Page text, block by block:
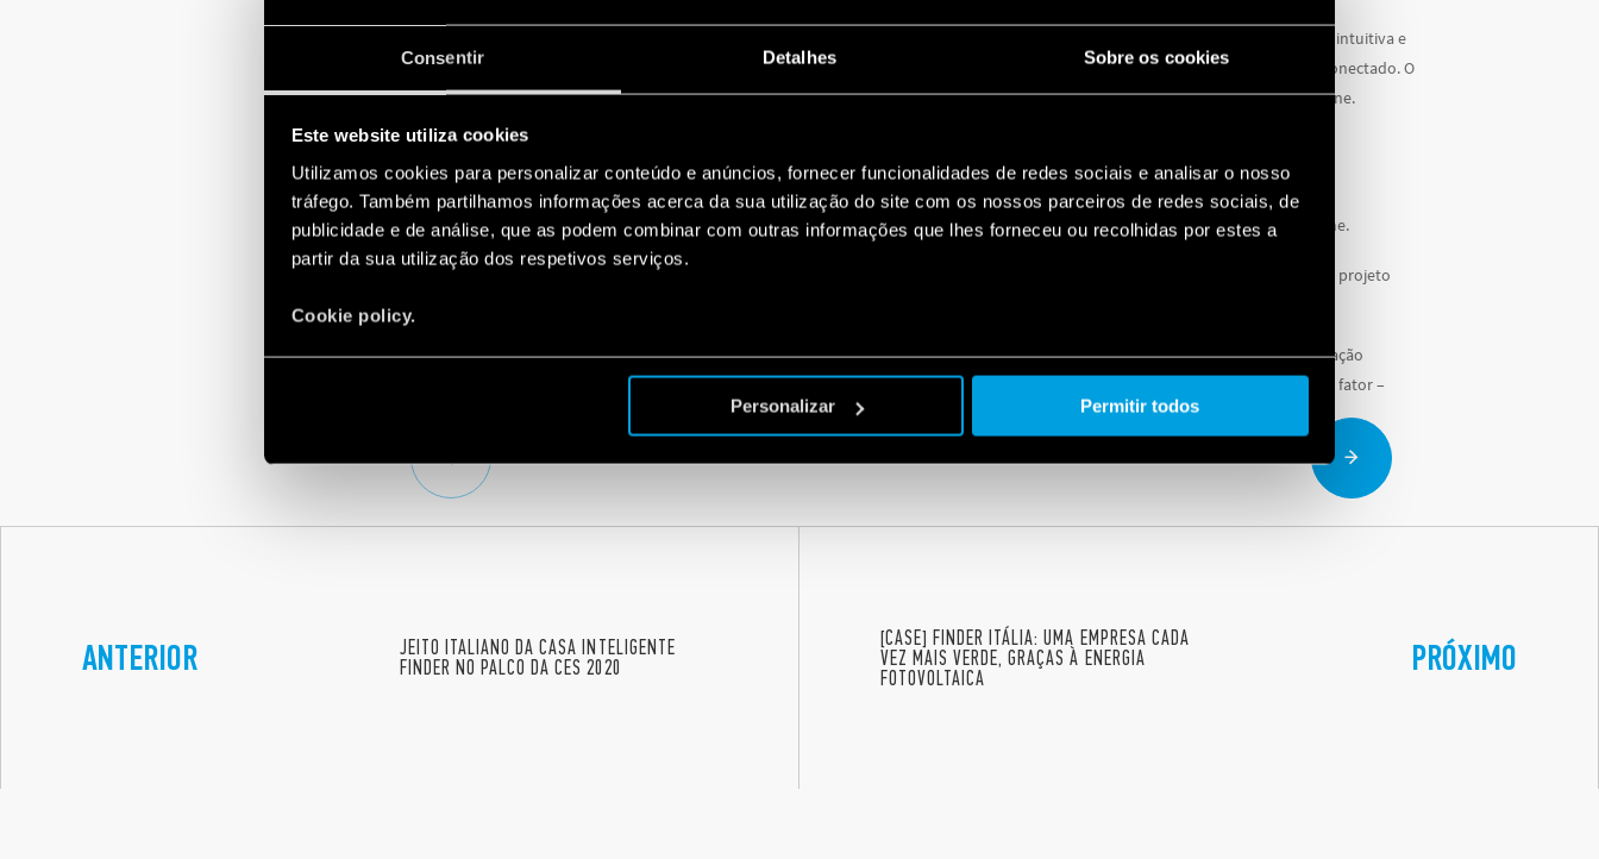
Consentir Detalhes Sobre os cookies
Este website utiliza cookies
Utilizamos cookies para personalizar conteúdo e anúncios, fornecer funcionalidades de redes sociais e analisar o nosso
tráfego. Também partilhamos informações acerca da sua utilização do site com os nossos parceiros de redes sociais, de
publicidade e de análise, que as podem combinar com outras informações que lhes forneceu ou recolhidas por estes a
partir da sua utilização dos respetivos serviços.
Cookie policy.
Personalizar Permitir todos
Além de luzes, persianas e persianas elétricas, você também pode controlar e programar a temperatura da sua casa de maneira simples, intuitiva e
confortável, graças ao Finder Bliss. A gama de regulação térmica para ambiente que contempla um termostato e um cronotermostato conectado. O
Bliss Wi-Fi é a solução para uma temperatura confortável e adequada para qualquer situação, programável e controlável pelo smartphone.
O SUCESSO DA CES 2020
O interesse dos milhares de visitantes e parceiros de mídia do evento foi a associação entre o Made in Italy com o conceito de Smart Home.
O feedback obtido durante os três dias da feira reforça a conscientização de um reconhecimento internacional concreto, baseado em um projeto
nascido do mix de usabilidade e qualidade do produto.
O primeiro fator – a usabilidade do produto – é garantido pelo Bluetooth, um protocolo de comunicação incomum no campo da automação
residencial, que nativo em todos os smartphones garante a usabilidade do sistema sem a obrigação de uma conexão de rede; o segundo fator –
qualidade – é garantido pela produção Finder Made in Italy!
ANTERIOR
JEITO ITALIANO DA CASA INTELIGENTE
FINDER NO PALCO DA CES 2020
PRÓXIMO
[CASE] FINDER ITÁLIA: UMA EMPRESA CADA
VEZ MAIS VERDE, GRAÇAS À ENERGIA
FOTOVOLTAICA